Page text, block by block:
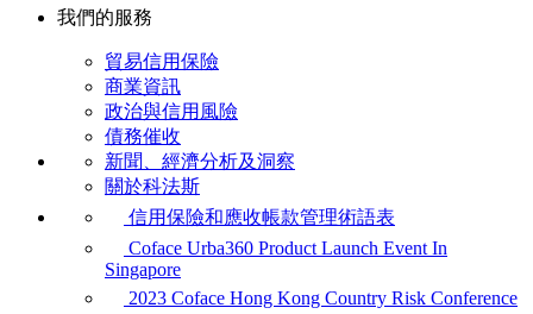
我們的服務
貿易信用保險
商業資訊
政治與信用風險
債務催收
新聞、經濟分析及洞察
關於科法斯
信用保險和應收帳款管理術語表
Coface Urba360 Product Launch Event In
Singapore
2023 Coface Hong Kong Country Risk Conference